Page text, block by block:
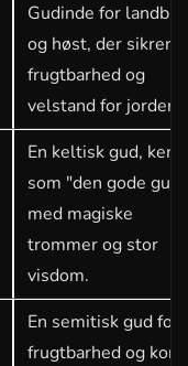
Gudinde for
og høst, der sikrer
frugtbarhed og
velstand for jorden.
En keltisk gud,
som "den gode gud"
med magiske
trommer og stor
visdom.
En semitisk gud for
frugtbarhed og korn,